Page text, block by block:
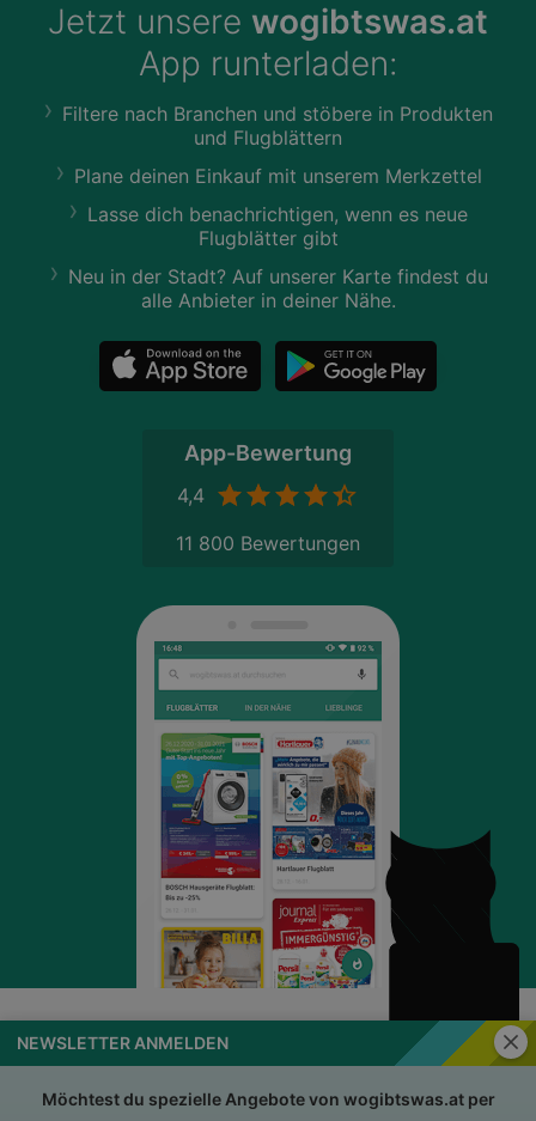
NEWSLETTER ANMELDEN
Möchtest du spezielle Angebote von wogibtswas.at per
Jetzt unsere wogibtswas.at
App runterladen:
Filtere nach Branchen und stöbere in Produkten
und Flugblättern
Plane deinen Einkauf mit unserem Merkzettel
Lasse dich benachrichtigen, wenn es neue
Flugblätter gibt
Neu in der Stadt? Auf unserer Karte findest du
alle Anbieter in deiner Nähe.
App-Bewertung
4,4
11 800 Bewertungen
wogibtswas.at Impressum
Nutzungsbedingungen AGB